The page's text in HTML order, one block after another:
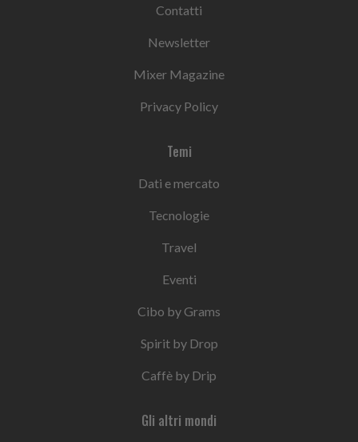
Contatti
Newsletter
Mixer Magazine
Privacy Policy
Temi
Dati e mercato
Tecnologie
Travel
Eventi
Cibo by Grams
Spirit by Drop
Caffè by Drip
Gli altri mondi